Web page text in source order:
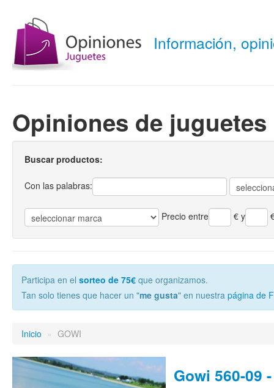
Información,
Opiniones de juguetes
Buscar productos:
Con las palabras:
Precio entre €y
Participa en el sorteo de 75€ que organizamos.
Tan solo tienes que hacer un "me gusta" en nuestra página de
Inicio » GOWI
Gowi 560-09